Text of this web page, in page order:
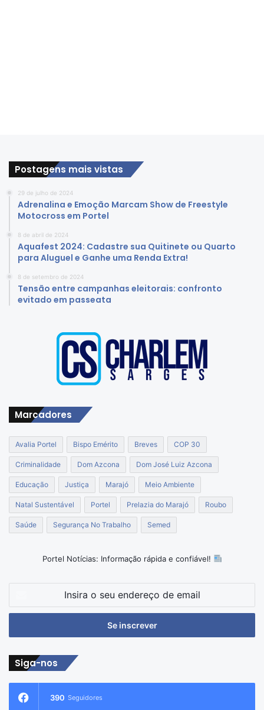
Postagens mais vistas
29 de julho de 2024
Adrenalina e Emoção Marcam Show de Freestyle
Motocross em Portel
8 de abril de 2024
Aquafest 2024: Cadastre sua Quitinete ou Quarto
para Aluguel e Ganhe uma Renda Extra!
8 de setembro de 2024
Tensão entre campanhas eleitorais: confronto
evitado em passeata
Marcadores
Avalia Portel Bispo Emérito Breves COP 30
Criminalidade Dom Azcona Dom José Luiz Azcona
Educação Justiça Marajó Meio Ambiente
Natal Sustentável Portel Prelazia do Marajó Roubo
Saúde Segurança No Trabalho Semed
Portel Notícias: Informação rápida e confiável!
seu
de
Siga-nos
390 Seguidores